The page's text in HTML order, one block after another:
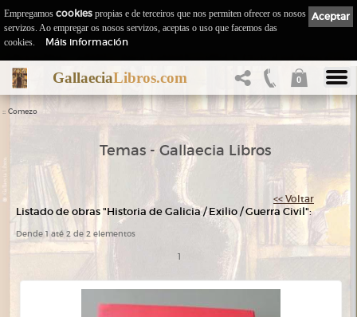
GallaeciaLibros.com 0
:: Comezo
Temas - Gallaecia Libros
<< Voltar
Listado de obras "Historia de Galicia / Exilio / Guerra Civil":
Dende 1 até 2 de 2 elementos
1
Aceptar
Empregamos cookies propias e de terceiros que nos permiten ofrecer os nosos
servizos. Ao empregar os nosos servizos, aceptas o uso que facemos das
cookies.
Máis información